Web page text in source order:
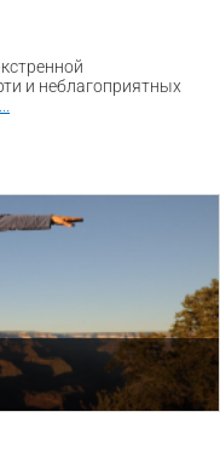
и неблагоприятных